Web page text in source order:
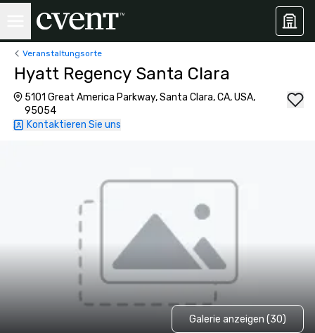
Veranstaltungsorte
Hyatt Regency Santa Clara
5101 Great America Parkway, Santa Clara, CA, USA,
95054
Kontaktieren Sie uns
Galerie anzeigen (30)